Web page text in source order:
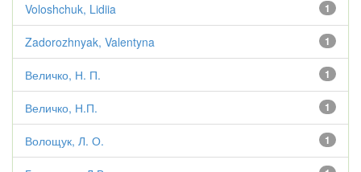
1
Voloshchuk, Lidiia
1
Zadorozhnyak, Valentyna
1
Величко, Н. П.
1
Величко, Н.П.
1
Волощук, Л. О.